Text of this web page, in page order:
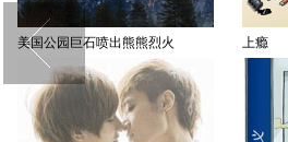
美国公园巨石喷出熊熊烈火 上瘾